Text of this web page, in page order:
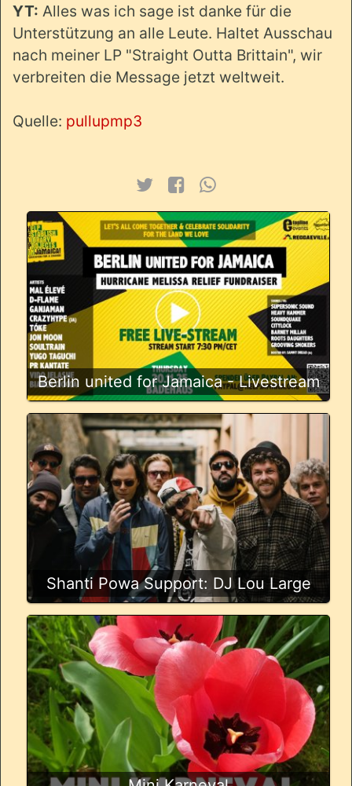
YT: Alles was ich sage ist danke für die
Unterstützung an alle Leute. Haltet Ausschau
nach meiner LP "Straight Outta Brittain", wir
verbreiten die Message jetzt weltweit.
Quelle: pullupmp3
Berlin united for Jamaica - Livestream
Shanti Powa Support: DJ Lou Large